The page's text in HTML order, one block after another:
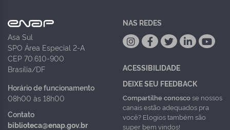
Asa Sul
SPO Área Especial 2-A
CEP 70.610-900
Brasília/DF
Horário de funcionamento
08h00 às 18h00
Contato
biblioteca@enap.gov.br
NAS REDES
ACESSIBILIDADE
DEIXE SEU FEEDBACK
Compartilhe conoscose nossos
canais estão adequados pra
você? Elogios também são
super bem vindos!